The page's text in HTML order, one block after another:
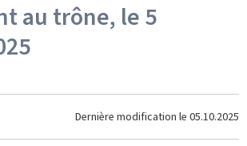
au trône, le 5
Dernière modification le 05.10.2025